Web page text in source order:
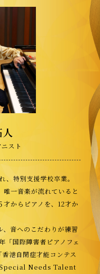
スト
、特別支援学校卒業。
一音楽が流れていると
からピアノを、 12才か
、音へのこだわりが練習
「国際障害者ピアノフェ
香港自閉症才能コンテス
Needs Talent